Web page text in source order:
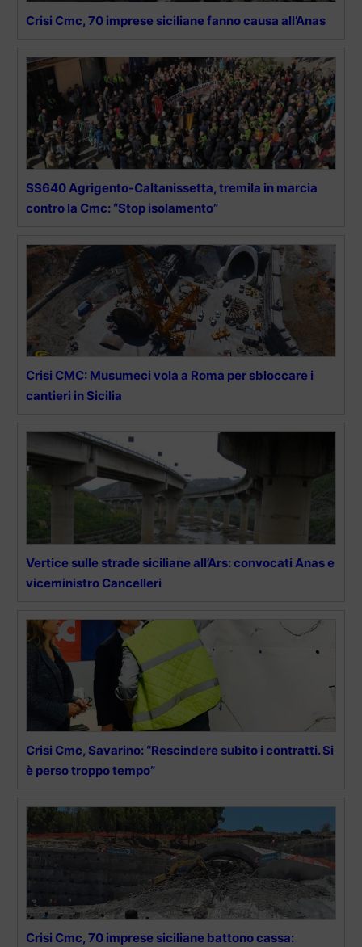
Crisi Cmc, 70 imprese siciliane fanno causa all’Anas
SS640 Agrigento-Caltanissetta, tremila in marcia
contro la Cmc: “Stop isolamento”
Crisi CMC: Musumeci vola a Roma per sbloccare i
cantieri in Sicilia
Vertice sulle strade siciliane all’Ars: convocati Anas e
viceministro Cancelleri
Crisi Cmc, Savarino: “Rescindere subito i contratti. Si
è perso troppo tempo”
Crisi Cmc, 70 imprese siciliane battono cassa: